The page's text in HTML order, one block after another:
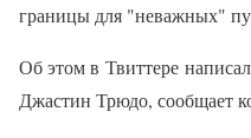
границы для "неважных"
Об этом в Твиттере
Джастин Трюдо, сообщает